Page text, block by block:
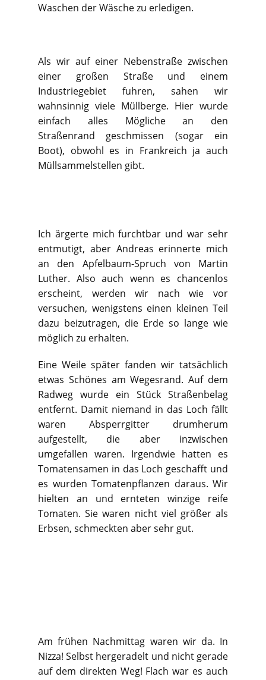
Waschen der Wäsche zu erledigen.
Als wir auf einer Nebenstraße zwischen
einer großen Straße und einem
Industriegebiet fuhren, sahen wir
wahnsinnig viele Müllberge. Hier wurde
einfach alles Mögliche an den
Straßenrand geschmissen (sogar ein
Boot), obwohl es in Frankreich ja auch
Müllsammelstellen gibt.
Ich ärgerte mich furchtbar und war sehr
entmutigt, aber Andreas erinnerte mich
an den Apfelbaum-Spruch von Martin
Luther. Also auch wenn es chancenlos
erscheint, werden wir nach wie vor
versuchen, wenigstens einen kleinen Teil
dazu beizutragen, die Erde so lange wie
möglich zu erhalten.
Eine Weile später fanden wir tatsächlich
etwas Schönes am Wegesrand. Auf dem
Radweg wurde ein Stück Straßenbelag
entfernt. Damit niemand in das Loch fällt
waren Absperrgitter drumherum
aufgestellt, die aber inzwischen
umgefallen waren. Irgendwie hatten es
Tomatensamen in das Loch geschafft und
es wurden Tomatenpflanzen daraus. Wir
hielten an und ernteten winzige reife
Tomaten. Sie waren nicht viel größer als
Erbsen, schmeckten aber sehr gut.
Am frühen Nachmittag waren wir da. In
Nizza! Selbst hergeradelt und nicht gerade
auf dem direkten Weg! Flach war es auch